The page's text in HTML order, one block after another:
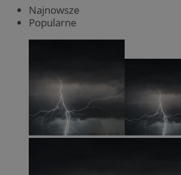
Najnowsze
Popularne